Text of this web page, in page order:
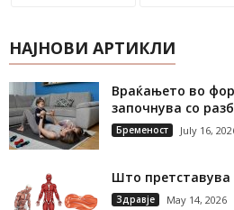
НАЈНОВИ АРТИКЛИ
Враќањето во
започнува со
Бременост July 16,
Што претставува
Здравје May 14, 2026